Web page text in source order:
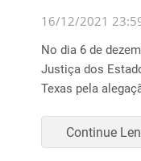
16/12/2021
No dia 6 de
Justiça dos
Texas pela
Continue